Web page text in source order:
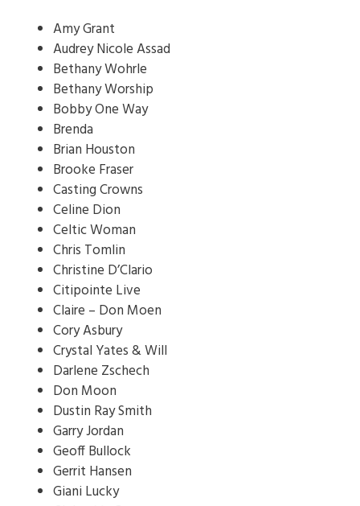
Amy Grant
Audrey Nicole Assad
Bethany Wohrle
Bethany Worship
Bobby One Way
Brenda
Brian Houston
Brooke Fraser
Casting Crowns
Celine Dion
Celtic Woman
Chris Tomlin
Christine D’Clario
Citipointe Live
Claire – Don Moen
Cory Asbury
Crystal Yates & Will
Darlene Zschech
Don Moon
Dustin Ray Smith
Garry Jordan
Geoff Bullock
Gerrit Hansen
Giani Lucky